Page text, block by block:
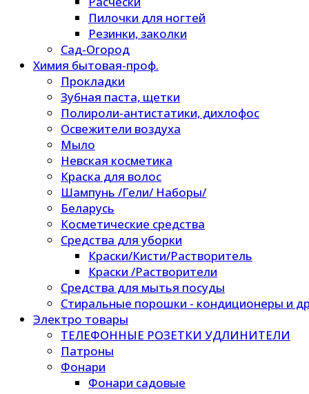
Пилочки для ногтей
Резинки, заколки
Сад-Огород
Химия бытовая-проф.
Прокладки
Зубная паста, щетки
Полироли-антистатики, дихлофос
Освежители воздуха
Мыло
Невская косметика
Краска для волос
Шампунь /Гели/ Наборы/
Беларусь
Косметические средства
Средства для уборки
Краски/Кисти/Растворитель
Краски /Растворители
Средства для мытья посуды
Стиральные порошки - кондиционеры и
Электро товары
ТЕЛЕФОННЫЕ РОЗЕТКИ УДЛИНИТЕЛИ
Патроны
Фонари
Фонари садовые